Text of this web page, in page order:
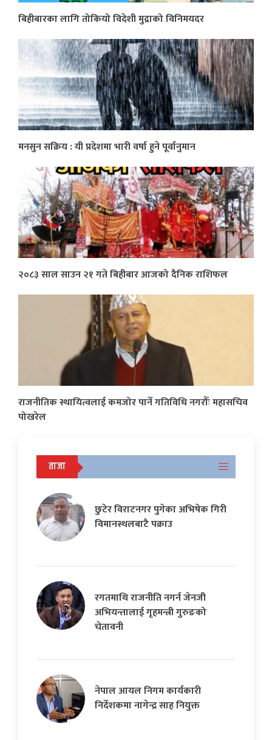
बिहीबारका लागि तोकियो विदेशी मुद्राको विनिमयदर
मनसुन सक्रिय : यी प्रदेशमा भारी वर्षा हुने पूर्वानुमान
२०८३ साल साउन २१ गते बिहीबार आजको दैनिक राशिफल
राजनीतिक स्थायित्वलाई कमजोर पार्ने गतिविधि नगरौँः महासचिव
पोखरेल
ताजा
छुटेर विराटनगर पुगेका अभिषेक गिरी
विमानस्थलबाटै पक्राउ
रगतमाथि राजनीति नगर्न जेनजी
अभियन्तालाई गृहमन्त्री गुरुङको
चेतावनी
नेपाल आयल निगम कार्यकारी
निर्देशकमा नागेन्द्र साह नियुक्त